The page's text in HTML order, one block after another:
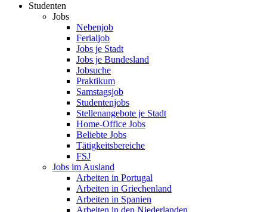
Studenten
Jobs
Nebenjob
Ferialjob
Jobs je Stadt
Jobs je Bundesland
Jobsuche
Praktikum
Samstagsjob
Studentenjobs
Stellenangebote je Stadt
Home-Office Jobs
Beliebte Jobs
Tätigkeitsbereiche
FSJ
Jobs im Ausland
Arbeiten in Portugal
Arbeiten in Griechenland
Arbeiten in Spanien
Arbeiten in den Niederlanden